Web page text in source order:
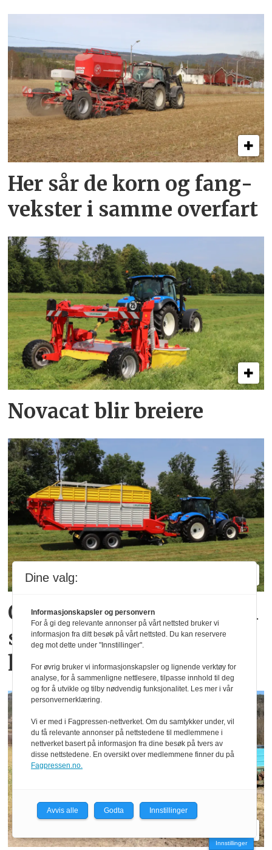
Her sår de korn og fang­
vekster i samme overfart
Novacat blir breiere
Oppgradert Boss og Profi
skal gi mer kapasitet og
komfort
Innstillinger
Dine valg:
Informasjonskapsler og personvern
For å gi deg relevante annonser på vårt nettsted bruker vi
informasjon fra ditt besøk på vårt nettsted. Du kan reservere
deg mot dette under "Innstillinger".
For øvrig bruker vi informasjonskapsler og lignende verktøy for
analyse, for å sammenligne nettlesere, tilpasse innhold til deg
og for å utvikle og tilby nødvendig funksjonalitet. Les mer i vår
personvernerklæring.
Vi er med i Fagpressen-nettverket. Om du samtykker under, vil
du få relevante annonser på nettstedene til medlemmene i
nettverket basert på informasjon fra dine besøk på tvers av
disse nettstedene. En oversikt over medlemmene finner du på
Fagpressen.no.
Avvis alle Godta Innstillinger